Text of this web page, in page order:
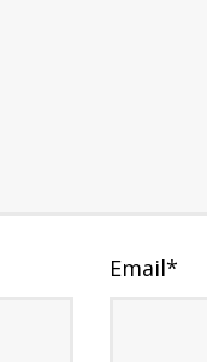
Email*